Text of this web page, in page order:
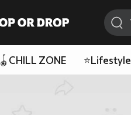
🪀CHILL ZONE ⭐Lifestyle